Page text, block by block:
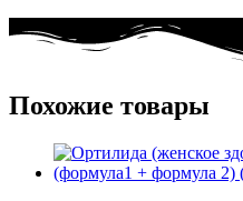
Похожие товары